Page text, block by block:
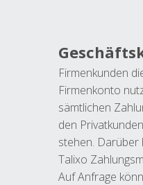
Firmenkunden
Firmenkonto
sämtlichen
den
stehen.
Talixo
Auf Anfrage